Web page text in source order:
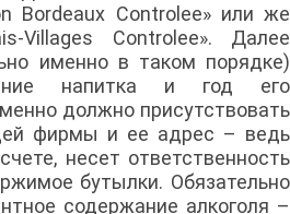
Bordeaux Controlee» или же
Villages Controlee». Далее
именно в таком порядке)
напитка и год его
должно присутствовать
фирмы и ее адрес – ведь
несет ответственность
бутылки. Обязательно
содержание алкоголя –